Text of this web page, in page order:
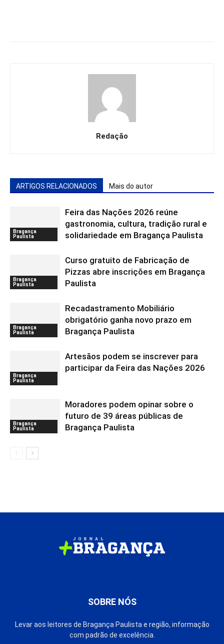
Redação
ARTIGOS RELACIONADOS Mais do autor
Bragança
Paulista
Feira das Nações 2026 reúne
gastronomia, cultura, tradição rural e
solidariedade em Bragança Paulista
Bragança
Paulista
Curso gratuito de Fabricação de
Pizzas abre inscrições em Bragança
Paulista
Bragança
Paulista
Recadastramento Mobiliário
obrigatório ganha novo prazo em
Bragança Paulista
Bragança
Paulista
Artesãos podem se inscrever para
participar da Feira das Nações 2026
Bragança
Paulista
Moradores podem opinar sobre o
futuro de 39 áreas públicas de
Bragança Paulista
SOBRE NÓS
Levar aos leitores de Bragança Paulista e região, informação
com padrão de excelência.